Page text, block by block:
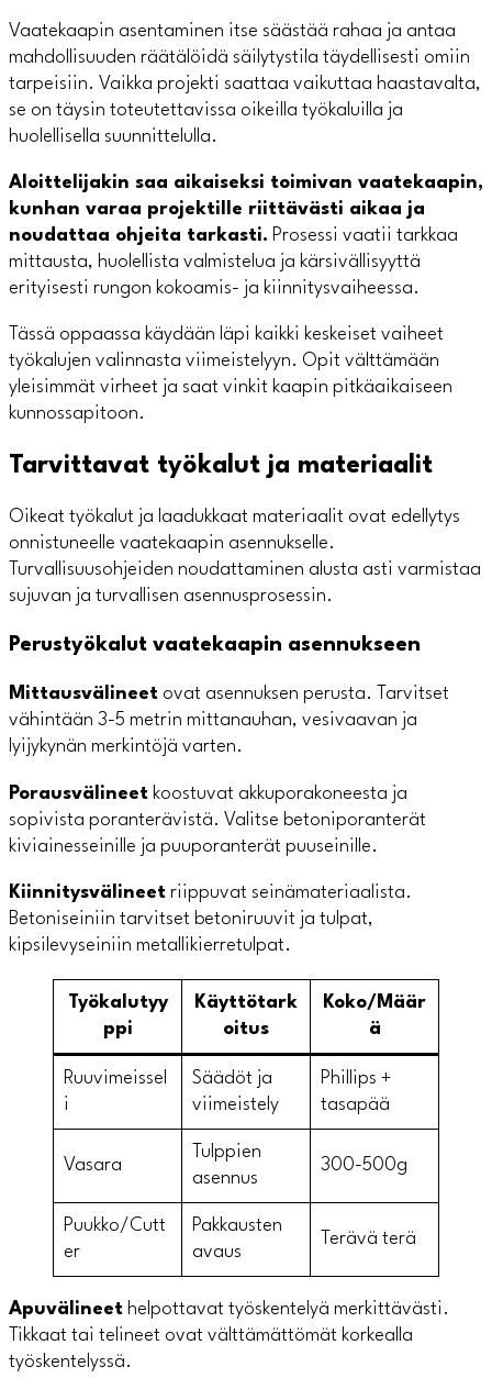
Vaatekaapin asentaminen itse säästää rahaa ja antaa
mahdollisuuden räätälöidä säilytystila täydellisesti omiin
tarpeisiin. Vaikka projekti saattaa vaikuttaa haastavalta,
se on täysin toteutettavissa oikeilla työkaluilla ja
huolellisella suunnittelulla.
Aloittelijakin saa aikaiseksi toimivan vaatekaapin,
kunhan varaa projektille riittävästi aikaa ja
noudattaa ohjeita tarkasti. Prosessi vaatii tarkkaa
mittausta, huolellista valmistelua ja kärsivällisyyttä
erityisesti rungon kokoamis- ja kiinnitysvaiheessa.
Tässä oppaassa käydään läpi kaikki keskeiset vaiheet
työkalujen valinnasta viimeistelyyn. Opit välttämään
yleisimmät virheet ja saat vinkit kaapin pitkäaikaiseen
kunnossapitoon.
Tarvittavat työkalut ja materiaalit
Oikeat työkalut ja laadukkaat materiaalit ovat edellytys
onnistuneelle vaatekaapin asennukselle.
Turvallisuusohjeiden noudattaminen alusta asti varmistaa
sujuvan ja turvallisen asennusprosessin.
Perustyökalut vaatekaapin asennukseen
Mittausvälineet ovat asennuksen perusta. Tarvitset
vähintään 3-5 metrin mittanauhan, vesivaavan ja
lyijykynän merkintöjä varten.
Porausvälineet koostuvat akkuporakoneesta ja
sopivista poranterävistä. Valitse betoniporanterät
kiviainesseinille ja puuporanterät puuseinille.
Kiinnitysvälineet riippuvat seinämateriaalista.
Betoniseiniin tarvitset betoniruuvit ja tulpat,
kipsilevyseiniin metallikierretulpat.
Työkalutyy
ppi
Käyttötark
oitus
Koko/Määr
ä
Ruuvimeissel
i
Säädöt ja
viimeistely
Phillips +
tasapää
Vasara
Tulppien
asennus
300-500g
Puukko/Cutt
er
Pakkausten
avaus
Terävä terä
Apuvälineet helpottavat työskentelyä merkittävästi.
Tikkaat tai telineet ovat välttämättömät korkealla
työskentelyssä.